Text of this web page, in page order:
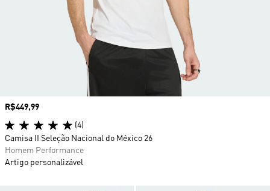
Preço
R$449,99
(4)
Camisa II Seleção Nacional do México 26
Homem Performance
Artigo personalizável